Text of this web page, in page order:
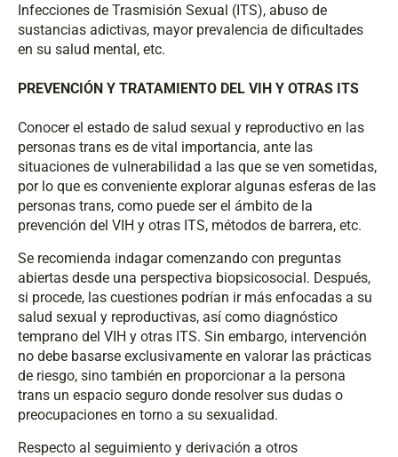
Infecciones de Trasmisión Sexual (ITS), abuso de
sustancias adictivas, mayor prevalencia de dificultades
en su salud mental, etc.
PREVENCIÓN Y TRATAMIENTO DEL VIH Y OTRAS ITS
Conocer el estado de salud sexual y reproductivo en las
personas trans es de vital importancia, ante las
situaciones de vulnerabilidad a las que se ven sometidas,
por lo que es conveniente explorar algunas esferas de las
personas trans, como puede ser el ámbito de la
prevención del VIH y otras ITS, métodos de barrera, etc.
Se recomienda indagar comenzando con preguntas
abiertas desde una perspectiva biopsicosocial. Después,
si procede, las cuestiones podrían ir más enfocadas a su
salud sexual y reproductivas, así como diagnóstico
temprano del VIH y otras ITS. Sin embargo, intervención
no debe basarse exclusivamente en valorar las prácticas
de riesgo, sino también en proporcionar a la persona
trans un espacio seguro donde resolver sus dudas o
preocupaciones en torno a su sexualidad.
Respecto al seguimiento y derivación a otros